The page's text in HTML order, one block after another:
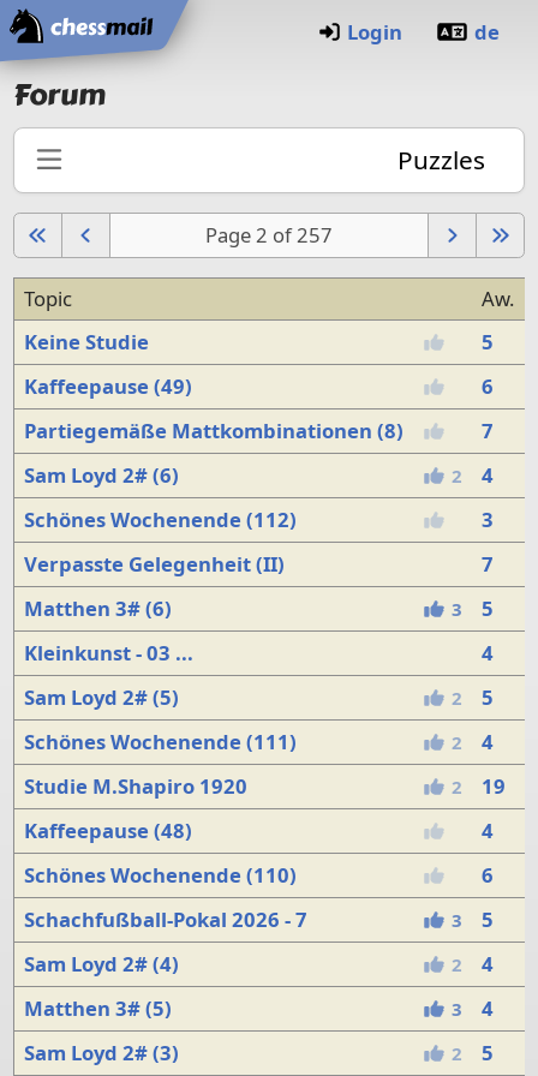
Home
Login de
Forum
Puzzles
Page 2 of 257
Topic Aw.
Keine Studie
5
Kaffeepause (49)
6
Partiegemäße Mattkombinationen (8)
7
Sam Loyd 2# (6)
2 4
Schönes Wochenende (112)
3
Verpasste Gelegenheit (II)
7
Matthen 3# (6)
3 5
Kleinkunst - 03 ...
4
Sam Loyd 2# (5)
2 5
Schönes Wochenende (111)
2 4
Studie M.Shapiro 1920
2 19
Kaffeepause (48)
4
Schönes Wochenende (110)
6
Schachfußball-Pokal 2026 - 7
3 5
Sam Loyd 2# (4)
2 4
Matthen 3# (5)
3 4
Sam Loyd 2# (3)
2 5